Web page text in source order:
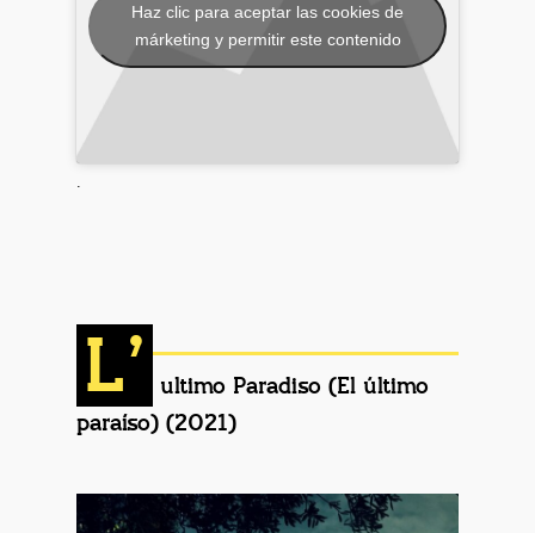
Haz clic para aceptar las cookies de
márketing y permitir este contenido
.
L’
ultimo Paradiso (El último
paraíso) (2021)